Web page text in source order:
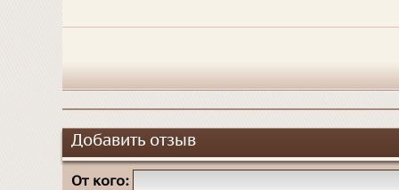
Добавить отзыв
От кого: